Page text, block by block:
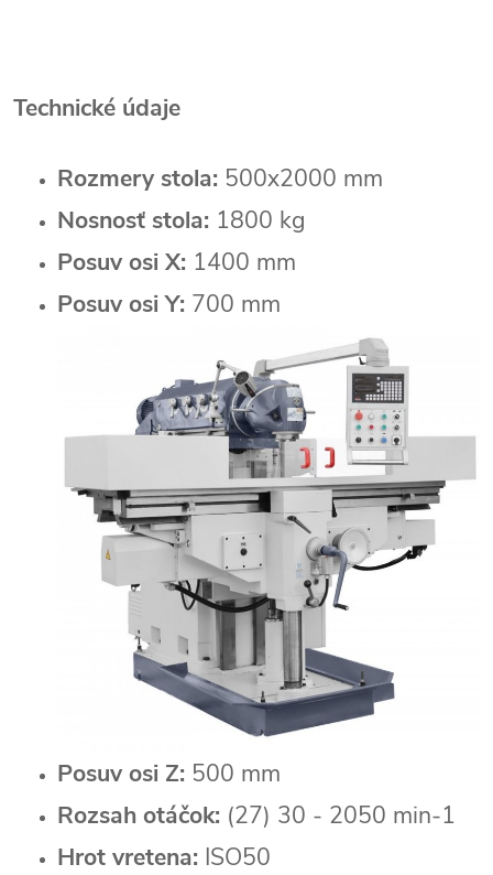
Technické údaje
Rozmery stola: 500x2000 mm
Nosnosť stola: 1800 kg
Posuv osi X: 1400 mm
Posuv osi Y: 700 mm
Posuv osi Z: 500 mm
Rozsah otáčok: (27) 30 - 2050 min-1
Hrot vretena: ISO50